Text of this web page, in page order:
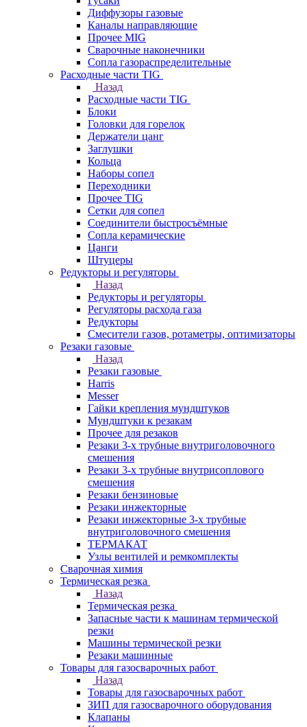
Диффузоры газовые
Каналы направляющие
Прочее MIG
Сварочные наконечники
Сопла газораспределительные
Расходные части TIG
Назад
Расходные части TIG
Блоки
Головки для горелок
Держатели цанг
Заглушки
Кольца
Наборы сопел
Переходники
Прочее TIG
Сетки для сопел
Соединители быстросъёмные
Сопла керамические
Цанги
Штуцеры
Редукторы и регуляторы
Назад
Редукторы и регуляторы
Регуляторы расхода газа
Редукторы
Смесители газов, ротаметры, оптимизаторы
Резаки газовые
Назад
Резаки газовые
Harris
Messer
Гайки крепления мундштуков
Мундштуки к резакам
Прочее для резаков
Резаки 3-х трубные внутриголовочного
смешения
Резаки 3-х трубные внутрисоплового
смешения
Резаки бензиновые
Резаки инжекторные
Резаки инжекторные 3-х трубные
внутриголовочного смешения
ТЕРМАКАТ
Узлы вентилей и ремкомплекты
Сварочная химия
Термическая резка
Назад
Термическая резка
Запасные части к машинам термической
резки
Машины термической резки
Резаки машинные
Товары для газосварочных работ
Назад
Товары для газосварочных работ
ЗИП для газосварочного оборудования
Клапаны